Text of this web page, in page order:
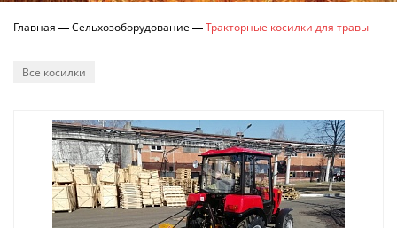
Главная Сельхозоборудование Тракторные косилки для травы
Все косилки